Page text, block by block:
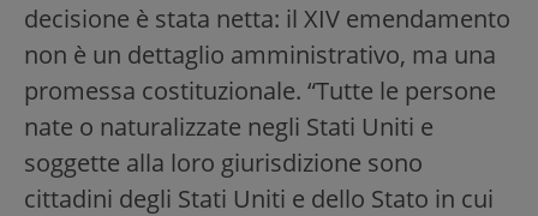
decisione è stata netta: il XIV emendamento
non è un dettaglio amministrativo, ma una
promessa costituzionale. “Tutte le persone
nate o naturalizzate negli Stati Uniti e
soggette alla loro giurisdizione sono
cittadini degli Stati Uniti e dello Stato in cui